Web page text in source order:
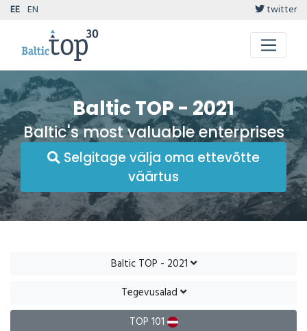
EE EN twitter
Baltic TOP - 2021
Baltic's most valuable enterprises
Selgitage välja oma ettevõtte
väärtus
Baltic TOP - 2021
Tegevusalad
TOP 101